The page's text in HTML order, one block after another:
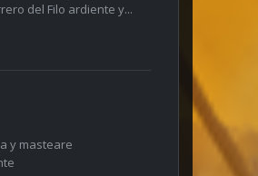
del Filo ardiente y...
y masteare